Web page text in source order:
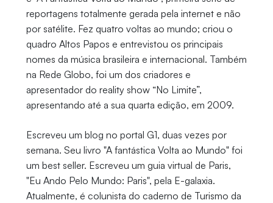
reportagens totalmente gerada pela internet e não
por satélite. Fez quatro voltas ao mundo; criou o
quadro Altos Papos e entrevistou os principais
nomes da música brasileira e internacional. Também
na Rede Globo, foi um dos criadores e
apresentador do reality show “No Limite”,
apresentando até a sua quarta edição, em 2009.
Escreveu um blog no portal G1, duas vezes por
semana. Seu livro "A fantástica Volta ao Mundo" foi
um best seller. Escreveu um guia virtual de Paris,
"Eu Ando Pelo Mundo: Paris", pela E-galaxia.
Atualmente, é colunista do caderno de Turismo da